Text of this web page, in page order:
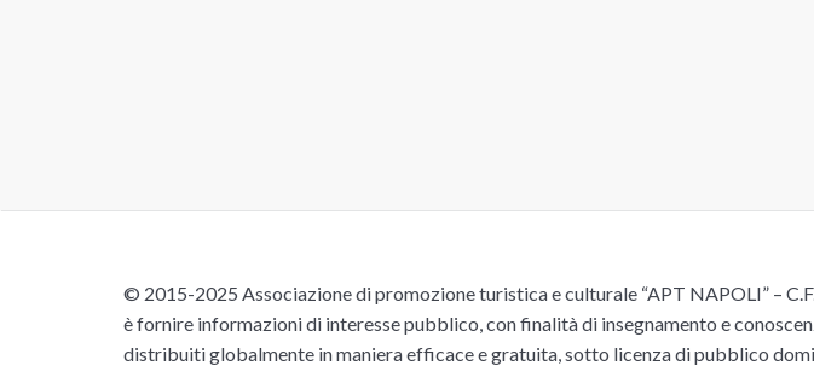
© 2015-2025 Associazione di promozione turistica e culturale “APT NAPOLI” –
è fornire informazioni di interesse pubblico, con finalità di insegnamento e
distribuiti globalmente in maniera efficace e gratuita, sotto licenza di pubblico